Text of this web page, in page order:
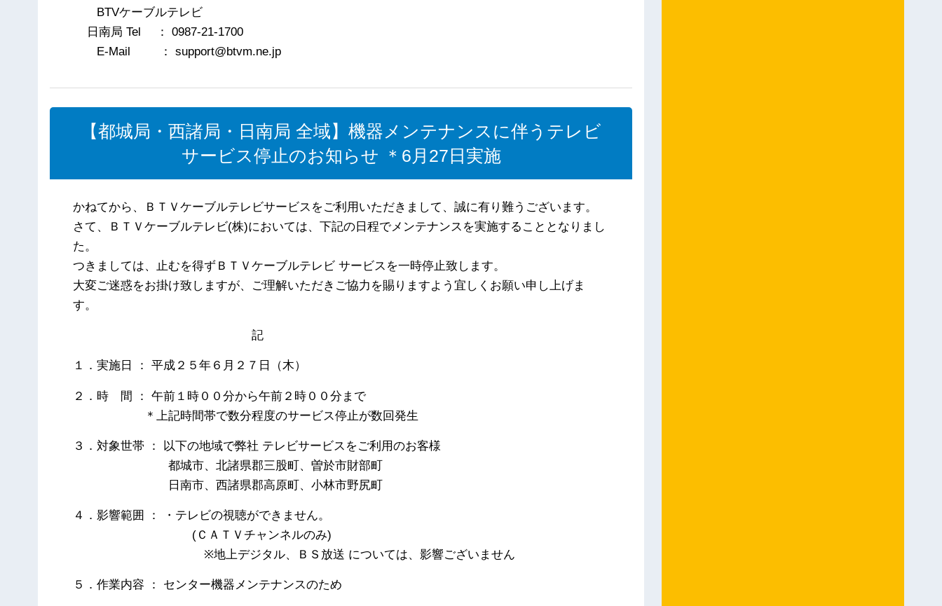
BTVケーブルテレビ
日南局 Tel ： 0987-21-1700
E-Mail ： support@btvm.ne.jp
【都城局・西諸局・日南局 全域】機器メンテナンスに伴うテレビ
サービス停止のお知らせ ＊6月27日実施
かねてから、ＢＴＶケーブルテレビサービスをご利用いただきまして、誠に有り難うございます。
さて、ＢＴＶケーブルテレビ(株)においては、下記の日程でメンテナンスを実施することとなりまし
た。
つきましては、止むを得ずＢＴＶケーブルテレビ サービスを一時停止致します。
大変ご迷惑をお掛け致しますが、ご理解いただきご協力を賜りますよう宜しくお願い申し上げま
す。
記
１．実施日 ： 平成２５年６月２７日（木）
２．時 間 ： 午前１時００分から午前２時００分まで
＊上記時間帯で数分程度のサービス停止が数回発生
３．対象世帯 ： 以下の地域で弊社 テレビサービスをご利用のお客様
都城市、北諸県郡三股町、曽於市財部町
日南市、西諸県郡高原町、小林市野尻町
４．影響範囲 ： ・テレビの視聴ができません。
(ＣＡＴＶチャンネルのみ)
※地上デジタル、ＢＳ放送 については、影響ございません
５．作業内容 ： センター機器メンテナンスのため